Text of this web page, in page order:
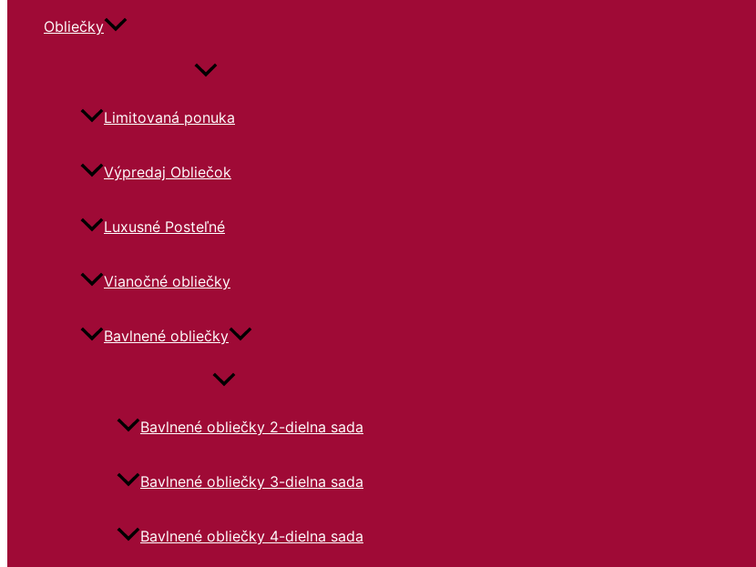
Obliečky
Limitovaná ponuka
Výpredaj Obliečok
Luxusné Posteľné
Vianočné obliečky
Bavlnené obliečky
Bavlnené obliečky 2-dielna sada
Bavlnené obliečky 3-dielna sada
Bavlnené obliečky 4-dielna sada